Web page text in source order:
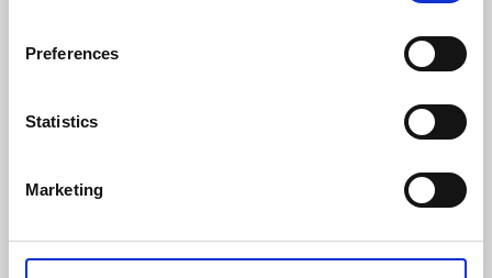
Preferences
Statistics
Marketing
naturreservat, nær enestående naturoplevelser som
for eksempel fiskeri, vandring og kanosejlads.
Om overnatningsstedet og området: